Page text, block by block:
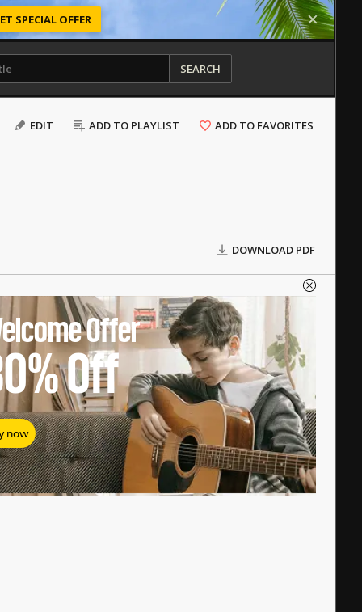
SPECIAL OFFER
SEARCH
EDIT ADD TO PLAYLIST ADD TO FAVORITES
DOWNLOAD PDF
Offer
Off
now